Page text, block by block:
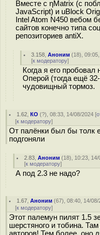
Вместе с ηMatrix (с
JavaScript) и uBlock
Intel Atom N450 вебом
сайтов конечно типа
репозиториев antiX.
3.158 ,Аноним (18),
[к модератору]
Когда я его
Оперой (тогда ещё
чудовищный тормоз.
1.62 ,КО (?), 08:33, 14/08/2024 [
[к модератору]
От палёнки был бы толк
подгоняли
2.83 ,Аноним (18), 10:23, 14/
[к модератору]
А под 2.3 не надо?
1.67 ,Аноним (67), 08:40, 14/08/
[к модератору]
Этот палемун пилят 1.5
шерстяного и тобина.